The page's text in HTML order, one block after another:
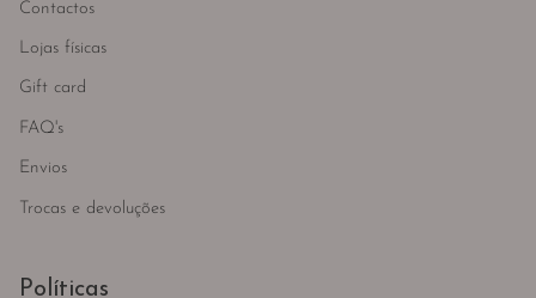
Contactos
Lojas físicas
Gift card
FAQ's
Envios
Trocas e devoluções
Políticas